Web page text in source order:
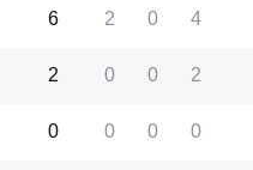
4
0
2
6
2
0
0
2
0
0
0
0